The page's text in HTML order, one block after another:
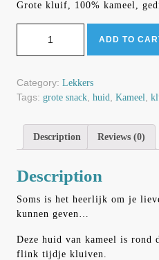
Grote kluif, 100% kameel,
ADD TO
Category: Lekkers
Tags: grote snack huid Kameel
Description Reviews (0)
Description
Soms is het heerlijk om je
kunnen geven…
Deze huid van kameel is rond
flink tijdje kluiven.